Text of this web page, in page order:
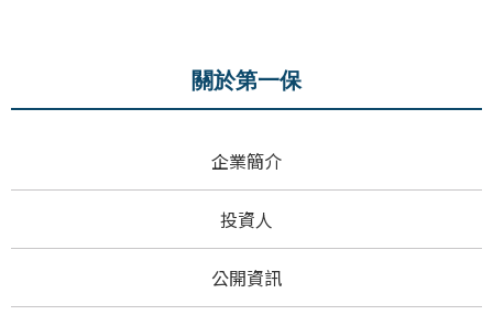
關於第一保
企業簡介
投資人
公開資訊